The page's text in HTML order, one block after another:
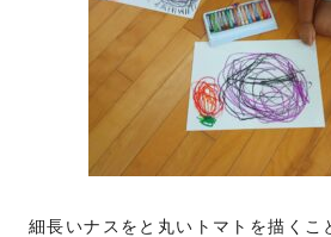
細長いナスをと丸いトマトを描くこ